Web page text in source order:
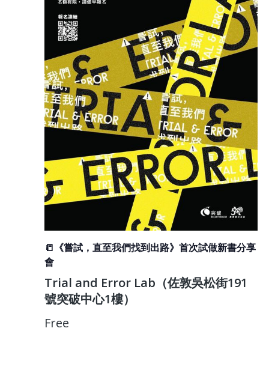
📒《嘗試，直至我們找到出路》首次試做新書分享
會
Trial and Error Lab（佐敦吳松街191
號突破中心1樓）
Free